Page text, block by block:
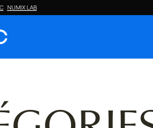
NUMIX LAB